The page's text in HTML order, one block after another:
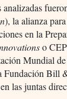
analizadas
), la alianza
en la
o
Mundial
Fundación Bill
las juntas